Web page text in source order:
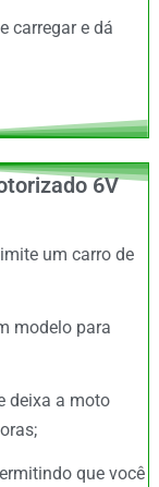
carregar e dá
6V
um carro de
modelo para
deixa a moto
que você